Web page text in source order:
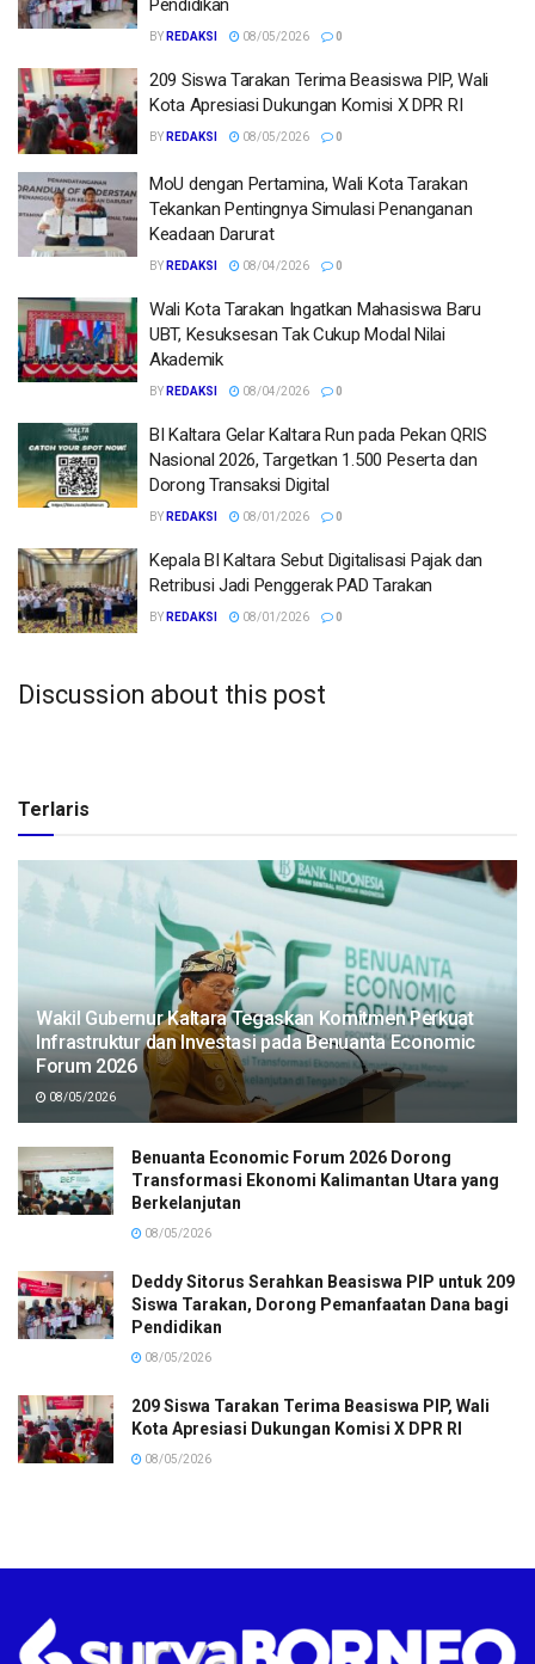
Pendidikan
BY REDAKSI 08/05/2026 0
209 Siswa Tarakan Terima Beasiswa PIP, Wali
Kota Apresiasi Dukungan Komisi X DPR RI
BY REDAKSI 08/05/2026 0
MoU dengan Pertamina, Wali Kota Tarakan
Tekankan Pentingnya Simulasi Penanganan
Keadaan Darurat
BY REDAKSI 08/04/2026 0
Wali Kota Tarakan Ingatkan Mahasiswa Baru
UBT, Kesuksesan Tak Cukup Modal Nilai
Akademik
BY REDAKSI 08/04/2026 0
BI Kaltara Gelar Kaltara Run pada Pekan QRIS
Nasional 2026, Targetkan 1.500 Peserta dan
Dorong Transaksi Digital
BY REDAKSI 08/01/2026 0
Kepala BI Kaltara Sebut Digitalisasi Pajak dan
Retribusi Jadi Penggerak PAD Tarakan
BY REDAKSI 08/01/2026 0
Discussion about this post
Terlaris
Wakil Gubernur Kaltara Tegaskan Komitmen Perkuat
Infrastruktur dan Investasi pada Benuanta Economic
Forum 2026
08/05/2026
Benuanta Economic Forum 2026 Dorong
Transformasi Ekonomi Kalimantan Utara yang
Berkelanjutan
08/05/2026
Deddy Sitorus Serahkan Beasiswa PIP untuk 209
Siswa Tarakan, Dorong Pemanfaatan Dana bagi
Pendidikan
08/05/2026
209 Siswa Tarakan Terima Beasiswa PIP, Wali
Kota Apresiasi Dukungan Komisi X DPR RI
08/05/2026